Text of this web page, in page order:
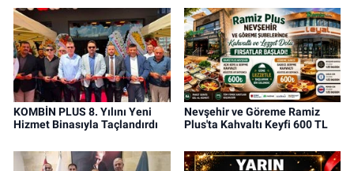
KOMBİN PLUS 8. Yılını Yeni
Hizmet Binasıyla Taçlandırdı
Nevşehir ve Göreme Ramiz
Plus'ta Kahvaltı Keyfi 600 TL